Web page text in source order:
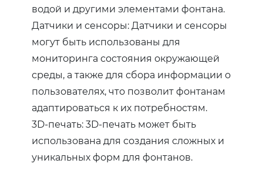
водой и другими элементами фонтана.
Датчики и сенсоры: Датчики и сенсоры
могут быть использованы для
мониторинга состояния окружающей
среды, а также для сбора информации о
пользователях, что позволит фонтанам
адаптироваться к их потребностям.
3D-печать: 3D-печать может быть
использована для создания сложных и
уникальных форм для фонтанов.